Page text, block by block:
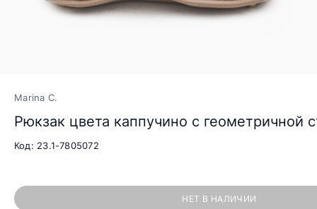
Marina C.
Рюкзак цвета каппучино с геометричной
Код: 23.1-7805072
НЕТ В НАЛИЧИИ